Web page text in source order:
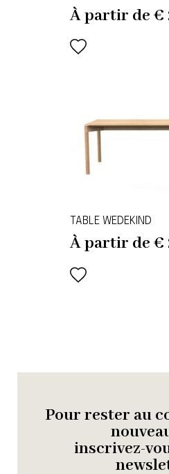
À partir de€
TABLE WEDEKIND
À partir de€
Pour rester au
inscrivez-